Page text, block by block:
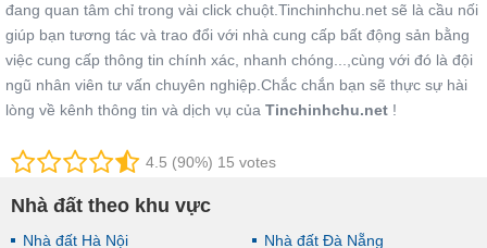
đang quan tâm chỉ trong vài click chuột.Tinchinhchu.net sẽ là cầu nối
giúp bạn tương tác và trao đổi với nhà cung cấp bất động sản bằng
việc cung cấp thông tin chính xác, nhanh chóng...,cùng với đó là đội
ngũ nhân viên tư vấn chuyên nghiệp.Chắc chắn bạn sẽ thực sự hài
lòng về kênh thông tin và dịch vụ của Tinchinhchu.net !
4.5 (90%) 15 votes
Nhà đất theo khu vực
Nhà đất Hà Nội Nhà đất Đà Nẵng